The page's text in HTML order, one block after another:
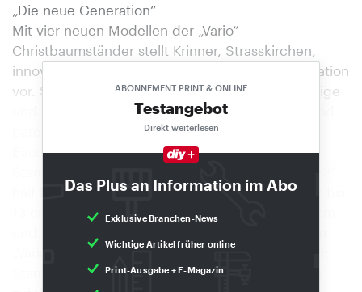
Das Plus an Information im Abo
Exklusive Branchen-News
Wichtige Artikel früher online
Print-Ausgabe + E-Magazin
ABONNEMENT PRINT & ONLINE
Testangebot
Direkt weiterlesen
„Die neue Generation“
Mit vier neuen Modellen der „Vario“-
Christbaumständer stellt Krinner, Strasskirchen,
innovative Christbaumständer der neuen Generation
vor. Sie sind ausgestattet mit Wasserstandsanzeige
und größeren Tanks sowie mit der bewährten und
patentierten Einseiltechnik. Der „Vario 2“ ist für
Baumhöhen bis ca. 200 cm und
hält Bäume bis 250 cm und Stammdurchmesser bis
13 cm. „Vario 4“ wurde für Baumhöhen bis 330 cm
„Vario 7“ stehen Bäume bis 450 cm Höhe und mit
Stammdurchmessern bis 17 cm. Firmenangaben